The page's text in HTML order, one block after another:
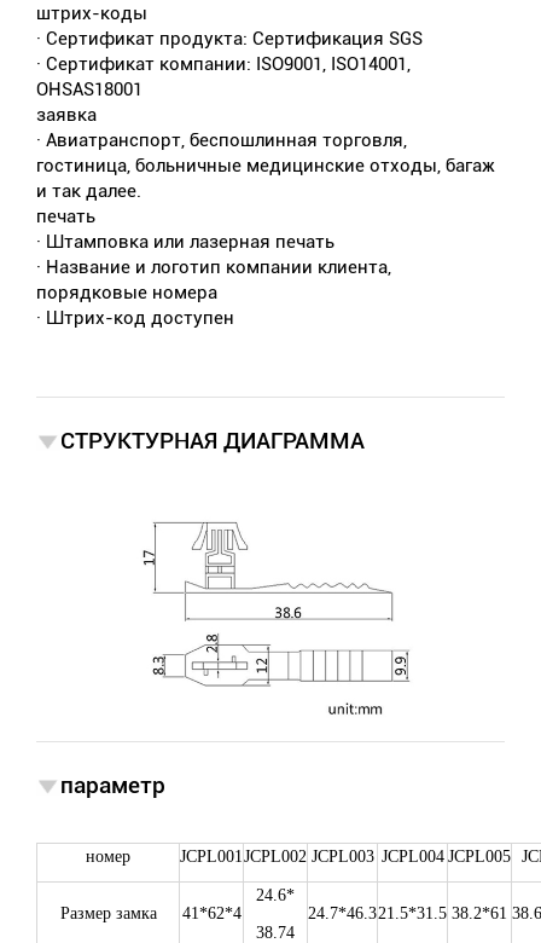
штрих-коды
· Сертификат продукта: Сертификация SGS
· Сертификат компании: ISO9001, ISO14001,
OHSAS18001
заявка
· Авиатранспорт, беспошлинная торговля,
гостиница, больничные медицинские отходы, багаж
и так далее.
печать
· Штамповка или лазерная печать
· Название и логотип компании клиента,
порядковые номера
· Штрих-код доступен
СТРУКТУРНАЯ ДИАГРАММА
параметр
номер JCPL001 JCPL002 JCPL003 JCPL004 JCPL005
Размер замка 41*62*4
24.6*
38.74
24.7*46.321.5*31.5 38.2*61